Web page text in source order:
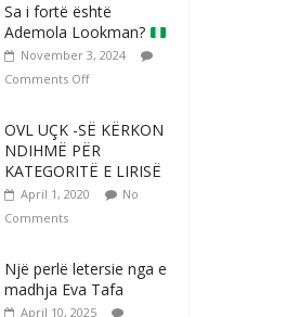
Sa i fortë është
Ademola Lookman?
November 3, 2024
Comments Off
OVL UÇK -SË KËRKON
NDIHMË PËR
KATEGORITË E LIRISË
April 1, 2020
No
Comments
Një perlë letersie nga e
madhja Eva Tafa
April 10, 2025